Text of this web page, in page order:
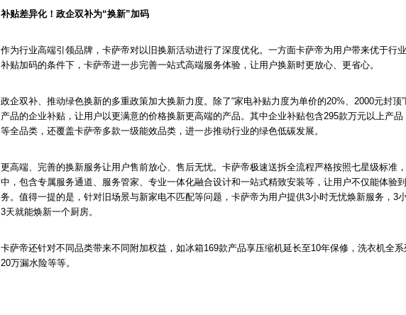
补贴差异化！政企双补为“换新”加码
作为行业高端引领品牌，卡萨帝对以旧换新活动进行了深度优化。一方面卡萨帝为用户带来优于行
补贴加码的条件下，卡萨帝进一步完善一站式高端服务体验，让用户换新时更放心、更省心。
政企双补、推动绿色换新的多重政策加大换新力度。除了“家电补贴力度为单价的20%、2000元封顶
产品的企业补贴，让用户以更满意的价格换新更高端的产品。其中企业补贴包含295款万元以上产
等全品类，还覆盖卡萨帝多款一级能效品类，进一步推动行业的绿色低碳发展。
更高端、完善的换新服务让用户售前放心、售后无忧。卡萨帝极速送拆全流程严格按照七星级标准
中，包含专属服务通道、服务管家、专业一体化融合设计和一站式精致安装等，让用户不仅能体验
务。值得一提的是，针对旧场景与新家电不匹配等问题，卡萨帝为用户提供3小时无忧焕新服务，3
3天就能焕新一个厨房。
卡萨帝还针对不同品类带来不同附加权益，如冰箱169款产品享压缩机延长至10年保修，洗衣机全
20万漏水险等等。